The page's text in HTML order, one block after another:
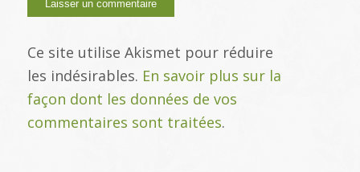
Ce site utilise Akismet pour réduire
les indésirables. En savoir plus sur la
façon dont les données de vos
commentaires sont traitées.